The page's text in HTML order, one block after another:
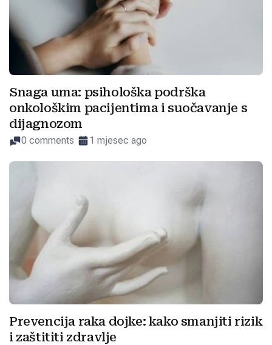
Snaga uma: psihološka podrška
onkološkim pacijentima i suočavanje s
dijagnozom
0 comments 1 mjesec ago
Prevencija raka dojke: kako smanjiti rizik
i zaštititi zdravlje